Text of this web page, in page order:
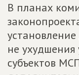
В планах
не
субъектов